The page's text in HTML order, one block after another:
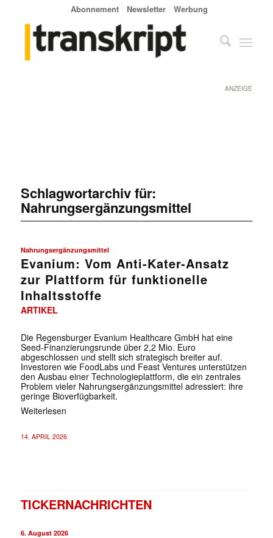
Abonnement Newsletter Werbung
ANZEIGE
Schlagwortarchiv für:
Nahrungsergänzungsmittel
Nahrungsergänzungsmittel
Evanium: Vom Anti-Kater-Ansatz
zur Plattform für funktionelle
Inhaltsstoffe
ARTIKEL
Die Regensburger Evanium Healthcare GmbH hat eine
Seed-Finanzierungsrunde über 2,2 Mio. Euro
abgeschlossen und stellt sich strategisch breiter auf.
Investoren wie FoodLabs und Feast Ventures unterstützen
den Ausbau einer Technologieplattform, die ein zentrales
Problem vieler Nahrungsergänzungsmittel adressiert: ihre
geringe Bioverfügbarkeit.
Weiterlesen
14. APRIL 2026
TICKERNACHRICHTEN
6. August 2026